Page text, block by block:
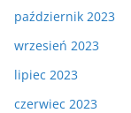
październik 2023
wrzesień 2023
lipiec 2023
czerwiec 2023